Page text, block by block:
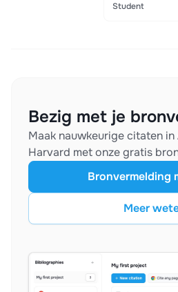
Student
Bezig met je
Maak nauwkeurige citaten in
Harvard met onze gratis
Meer
Bronvermelding